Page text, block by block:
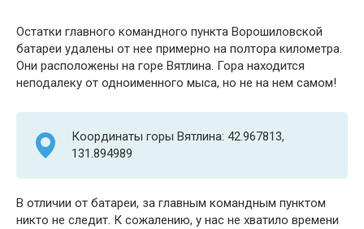
Остатки главного командного пункта Ворошиловской
батареи удалены от нее примерно на полтора километра.
Они расположены на горе Вятлина. Гора находится
неподалеку от одноименного мыса, но не на нем самом!
Координаты горы Вятлина: 42.967813,
131.894989
В отличии от батареи, за главным командным пунктом
никто не следит. К сожалению, у нас не хватило времени